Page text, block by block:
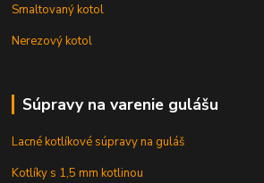
Smaltovaný kotol
Nerezový kotol
Súpravy na varenie gulášu
Lacné kotlíkové súpravy na guláš
Kotlíky s 1,5 mm kotlinou